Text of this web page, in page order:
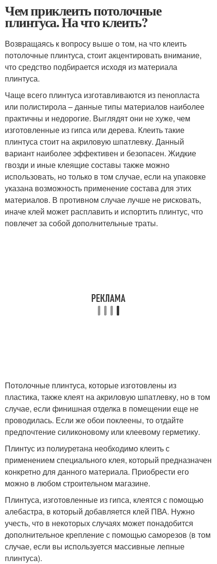
Чем приклеить потолочные
плинтуса. На что клеить?
Возвращаясь к вопросу выше о том, на что клеить
потолочные плинтуса, стоит акцентировать внимание,
что средство подбирается исходя из материала
плинтуса.
Чаще всего плинтуса изготавливаются из пенопласта
или полистирола – данные типы материалов наиболее
практичны и недорогие. Выглядят они не хуже, чем
изготовленные из гипса или дерева. Клеить такие
плинтуса стоит на акриловую шпатлевку. Данный
вариант наиболее эффективен и безопасен. Жидкие
гвозди и иные клеящие составы также можно
использовать, но только в том случае, если на упаковке
указана возможность применение состава для этих
материалов. В противном случае лучше не рисковать,
иначе клей может расплавить и испортить плинтус, что
повлечет за собой дополнительные траты.
Потолочные плинтуса, которые изготовлены из
пластика, также клеят на акриловую шпатлевку, но в том
случае, если финишная отделка в помещении еще не
проводилась. Если же обои поклеены, то отдайте
предпочтение силиконовому или клеевому герметику.
Плинтус из полиуретана необходимо клеить с
применением специального клея, который предназначен
конкретно для данного материала. Приобрести его
можно в любом строительном магазине.
Плинтуса, изготовленные из гипса, клеятся с помощью
алебастра, в который добавляется клей ПВА. Нужно
учесть, что в некоторых случаях может понадобится
дополнительное крепление с помощью саморезов (в том
случае, если вы используется массивные лепные
плинтуса).